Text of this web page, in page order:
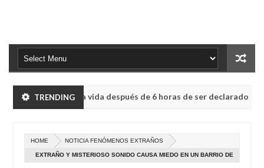
TRENDING
volvió a la vida después de 6 horas de ser declarado muerto
volvió a la vida después de 6 horas de ser declarado muerto
HOME NOTICIA FENÓMENOS EXTRAÑOS
EXTRAÑO Y MISTERIOSO SONIDO CAUSA MIEDO EN UN BARRIO DE